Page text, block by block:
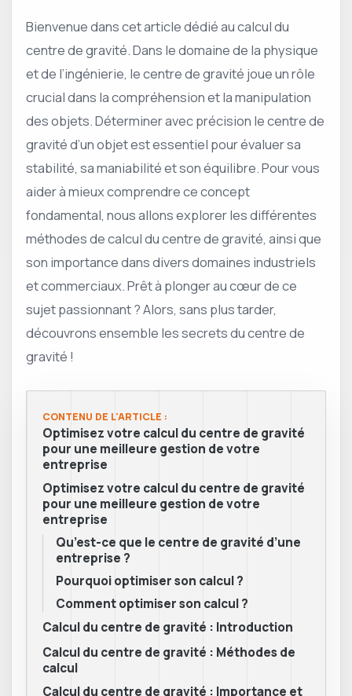
Bienvenue dans cet article dédié au calcul du
centre de gravité. Dans le domaine de la physique
et de l’ingénierie, le centre de gravité joue un rôle
crucial dans la compréhension et la manipulation
des objets. Déterminer avec précision le centre de
gravité d’un objet est essentiel pour évaluer sa
stabilité, sa maniabilité et son équilibre. Pour vous
aider à mieux comprendre ce concept
fondamental, nous allons explorer les différentes
méthodes de calcul du centre de gravité, ainsi que
son importance dans divers domaines industriels
et commerciaux. Prêt à plonger au cœur de ce
sujet passionnant ? Alors, sans plus tarder,
découvrons ensemble les secrets du centre de
gravité !
CONTENU DE L'ARTICLE :
Optimisez votre calcul du centre de gravité
pour une meilleure gestion de votre
entreprise
Optimisez votre calcul du centre de gravité
pour une meilleure gestion de votre
entreprise
Qu’est-ce que le centre de gravité d’une
entreprise ?
Pourquoi optimiser son calcul ?
Comment optimiser son calcul ?
Calcul du centre de gravité : Introduction
Calcul du centre de gravité : Méthodes de
calcul
Calcul du centre de gravité : Importance et